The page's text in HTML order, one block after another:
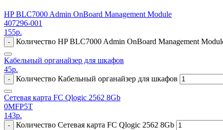
HP BLC7000 Admin OnBoard Management Module
407296-001
155р.
- Количество HP BLC7000 Admin OnBoard Management
Кабельный органайзер для шкафов
45р.
- Количество Кабельный органайзер для шкафов
Сетевая карта FC Qlogic 2562 8Gb
0MFP5T
143р.
- Количество Сетевая карта FC Qlogic 2562 8Gb